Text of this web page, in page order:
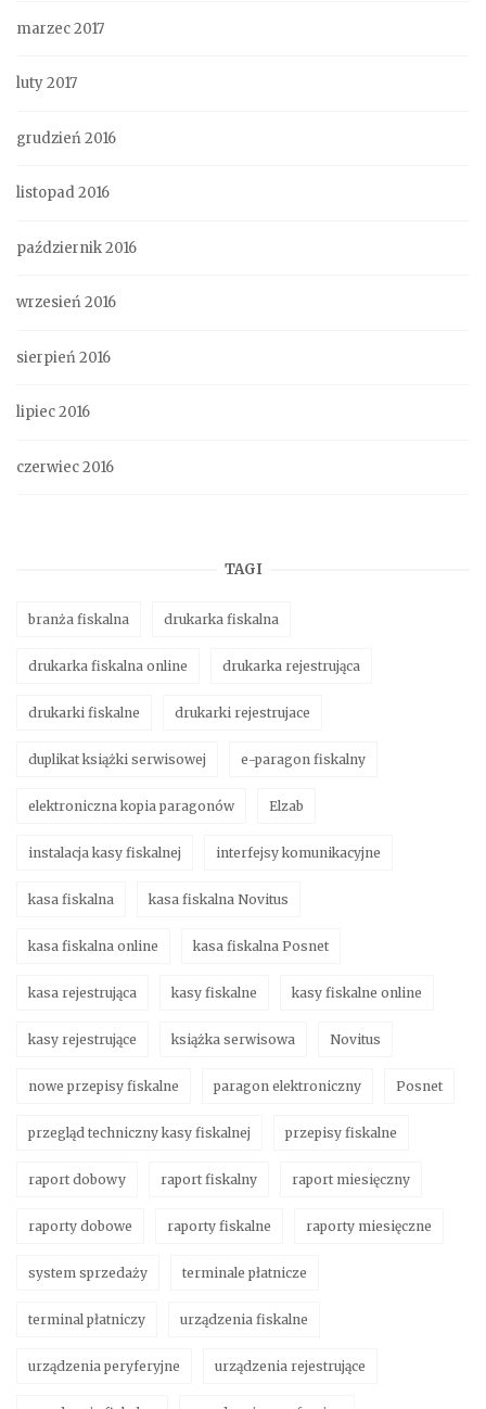
marzec 2017
luty 2017
grudzień 2016
listopad 2016
październik 2016
wrzesień 2016
sierpień 2016
lipiec 2016
czerwiec 2016
TAGI
branża fiskalna drukarka fiskalna
drukarka fiskalna online drukarka rejestrująca
drukarki fiskalne drukarki rejestrujace
duplikat książki serwisowej e-paragon fiskalny
elektroniczna kopia paragonów Elzab
instalacja kasy fiskalnej interfejsy komunikacyjne
kasa fiskalna kasa fiskalna Novitus
kasa fiskalna online kasa fiskalna Posnet
kasa rejestrująca kasy fiskalne kasy fiskalne online
kasy rejestrujące książka serwisowa Novitus
nowe przepisy fiskalne paragon elektroniczny Posnet
przegląd techniczny kasy fiskalnej przepisy fiskalne
raport dobowy raport fiskalny raport miesięczny
raporty dobowe raporty fiskalne raporty miesięczne
system sprzedaży terminale płatnicze
terminal płatniczy urządzenia fiskalne
urządzenia peryferyjne urządzenia rejestrujące